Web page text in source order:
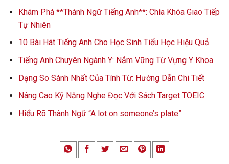
Khám Phá **Thành Ngữ Tiếng Anh**: Chìa Khóa Giao Tiếp
Tự Nhiên
10 Bài Hát Tiếng Anh Cho Học Sinh Tiểu Học Hiệu Quả
Tiếng Anh Chuyên Ngành Y: Nắm Vững Từ Vựng Y Khoa
Dạng So Sánh Nhất Của Tính Từ: Hướng Dẫn Chi Tiết
Nâng Cao Kỹ Năng Nghe Đọc Với Sách Target TOEIC
Hiểu Rõ Thành Ngữ “A lot on someone’s plate”